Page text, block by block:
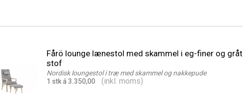
Fårö lounge lænestol med skammel i eg-finer og gråt
stof
Nordisk loungestol i træ med skammel og nakkepude
1 stk á 3.350,00
(inkl. moms)